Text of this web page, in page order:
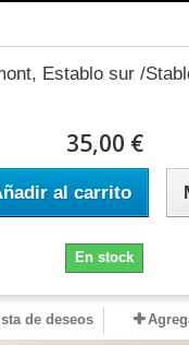
Establo sur /
35,00 €
al carrito
En stock
de deseos